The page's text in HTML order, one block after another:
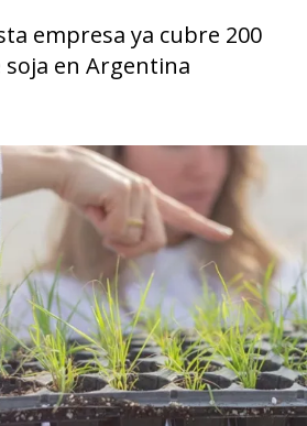
empresa ya cubre 200
en Argentina